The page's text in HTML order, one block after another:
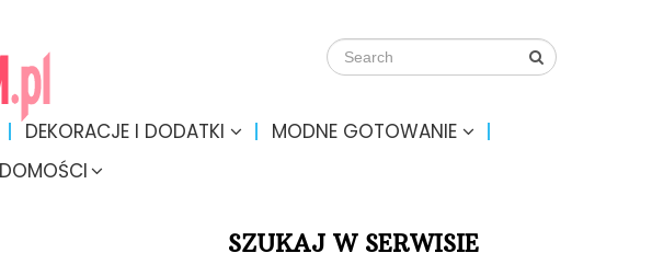
DEKORACJE I DODATKI
MODNE GOTOWANIE
SZUKAJ W SERWISIE